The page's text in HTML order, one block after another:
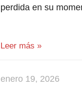
perdida en su
Leer más »
enero 19, 2026